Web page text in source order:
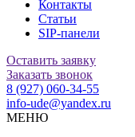
Контакты
Статьи
SIP-панели
Оставить заявку
Заказать звонок
8 (927) 060-34-55
info-ude@yandex.ru
МЕНЮ